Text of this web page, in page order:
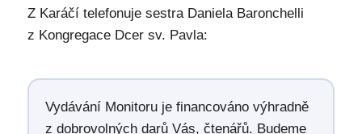
Z Karáčí telefonuje sestra Daniela Baronchelli
z Kongregace Dcer sv. Pavla:
Vydávání Monitoru je financováno výhradně
z dobrovolných darů Vás, čtenářů. Budeme